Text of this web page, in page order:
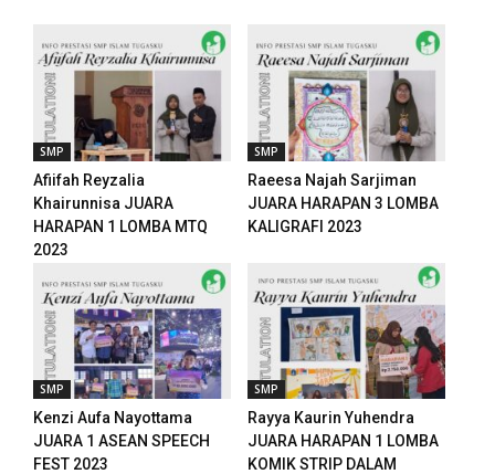
SMP
Afiifah Reyzalia
Khairunnisa JUARA
HARAPAN 1 LOMBA MTQ
2023
SMP
Raeesa Najah Sarjiman
JUARA HARAPAN 3 LOMBA
KALIGRAFI 2023
SMP
Kenzi Aufa Nayottama
JUARA 1 ASEAN SPEECH
FEST 2023
SMP
Rayya Kaurin Yuhendra
JUARA HARAPAN 1 LOMBA
KOMIK STRIP DALAM